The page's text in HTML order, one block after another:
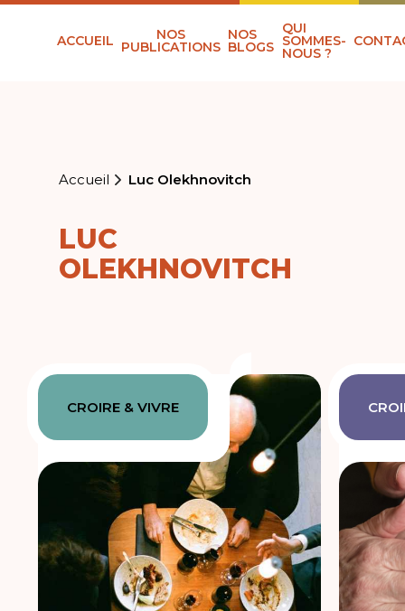
ACCUEIL NOS
PUBLICATIONS
NOS
BLOGS
QUI
SOMMES-
NOUS ?
Accueil Luc Olekhnovitch
LUC
OLEKHNOVITCH
CROIRE & VIVRE